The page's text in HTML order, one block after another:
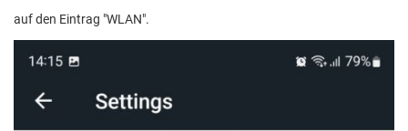
auf den Eintrag "WLAN".